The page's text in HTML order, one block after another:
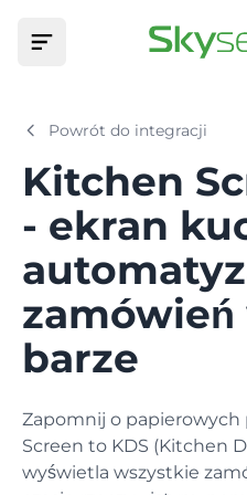
Dom
Produkt
MOŻLIWOŚCI
Fiskalizacja
Fiskalizuj swoje
Towary, karty
Marketing
Klienci, bonusy,
Automatyzacja
ZAKŁADY
Bar
Kawiarnia
Ceny
Wsparcie
Pomożemy Ci
Aplikacje
Pobierz aplikację na
Powrót do integracji
Kitchen
- ekran
barze
Zapomnij o papierowych
Screen to KDS (Kitchen
wyświetla wszystkie